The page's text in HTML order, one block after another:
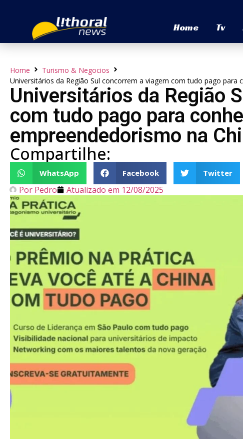
Home Tv
Home
Turismo & Negocios
Universitários da Região Sul concorrem a viagem com tudo pago
Universitários da Região
com tudo pago para
empreendedorismo na
Compartilhe:
WhatsApp Facebook Twitter
Por Pedro Atualizado em 12/08/2025